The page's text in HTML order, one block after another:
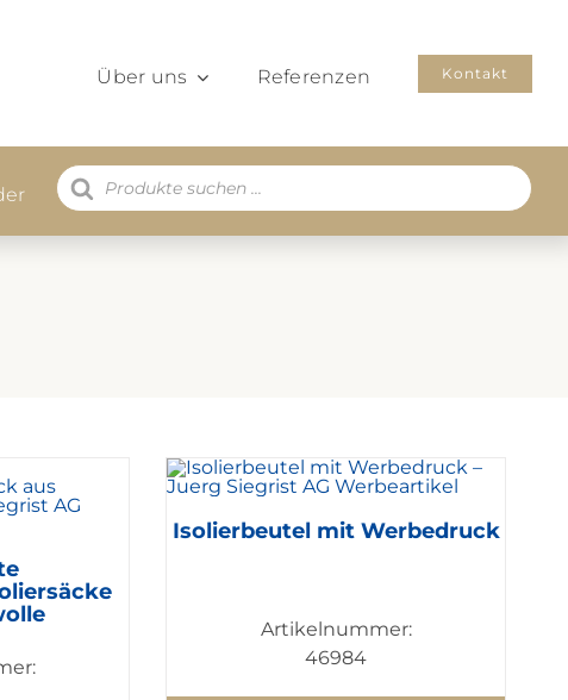
Über uns Referenzen Kontakt
Products
search
Isolierbeutel mit Werbedruck
Artikelnummer:
46984